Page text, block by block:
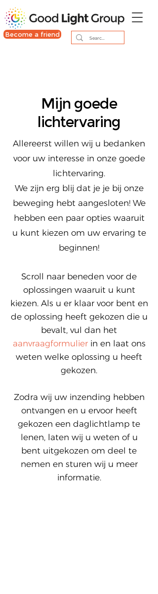
Become a friend
Mijn goede
lichtervaring
Allereerst willen wij u bedanken
voor uw interesse in onze goede
lichtervaring.
We zijn erg blij dat je je bij onze
beweging hebt aangesloten! We
hebben een paar opties waaruit
u kunt kiezen om uw ervaring te
beginnen!
Scroll naar beneden voor de
oplossingen waaruit u kunt
kiezen. Als u er klaar voor bent en
de oplossing heeft gekozen die u
bevalt, vul dan het
aanvraagformulierin en laat ons
weten welke oplossing u heeft
gekozen.
Zodra wij uw inzending hebben
ontvangen en u ervoor heeft
gekozen een daglichtlamp te
lenen, laten wij u weten of u
bent uitgekozen om deel te
nemen en sturen wij u meer
informatie.